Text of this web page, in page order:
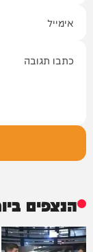
הנצפים